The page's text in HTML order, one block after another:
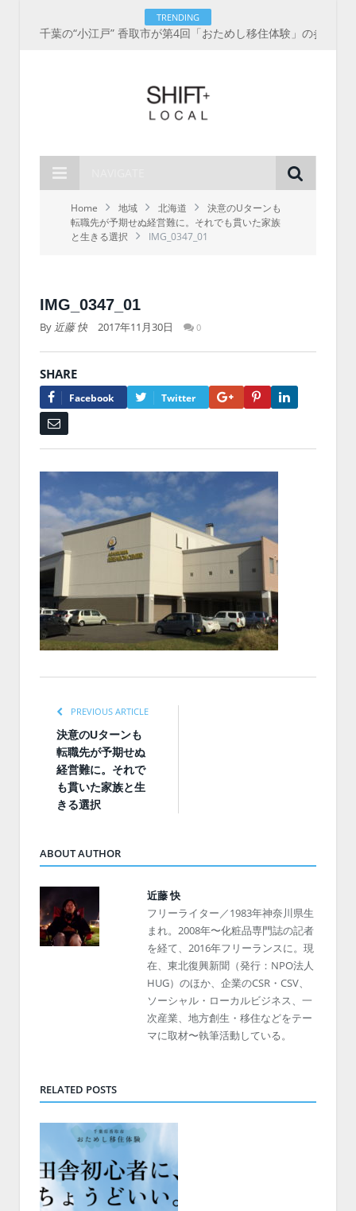
TRENDING
Home 地域 北海道
決意のUターンも
転職先が予期せぬ経営難に。それでも貫いた家族
と生きる選択
IMG_0347_01
IMG_0347_01
By 近藤 快 2017年11月30日 0
SHARE
Facebook Twitter Google+Pinterest
PREVIOUS ARTICLE
決意のUターンも
転職先が予期せぬ
経営難に。それで
も貫いた家族と生
きる選択
ABOUT AUTHOR
近藤 快
フリーライター／1983年神奈川県生
まれ。2008年〜化粧品専門誌の記者
を経て、2016年フリーランスに。現
在、東北復興新聞（発行：NPO法人
HUG）のほか、企業のCSR・CSV、
ソーシャル・ローカルビジネス、一
次産業、地方創生・移住などをテー
マに取材〜執筆活動している。
RELATED POSTS